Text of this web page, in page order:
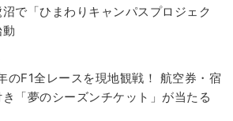
沼で「ひまわりキャンパスプロジェク
動
のF1全レースを現地観戦！ 航空券・宿
「夢のシーズンチケット」が当たる